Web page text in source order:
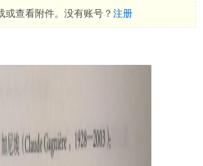
或查看附件。没有账号？注册